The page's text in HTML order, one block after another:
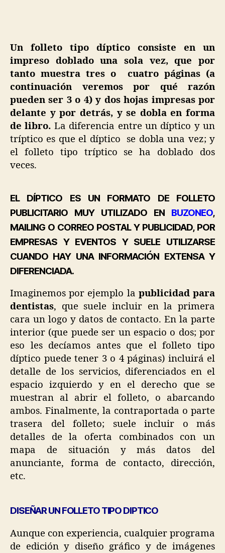
Un folleto tipo díptico consiste en un
impreso doblado una sola vez, que por
tanto muestra tres o cuatro páginas (a
continuación veremos por qué razón
pueden ser 3 o 4) y dos hojas impresas por
delante y por detrás, y se dobla en forma
de libro. La diferencia entre un díptico y un
tríptico es que el díptico se dobla una vez; y
el folleto tipo tríptico se ha doblado dos
veces.
EL DÍPTICO ES UN FORMATO DE FOLLETO
PUBLICITARIO MUY UTILIZADO EN BUZONEO,
MAILING O CORREO POSTAL Y PUBLICIDAD, POR
EMPRESAS Y EVENTOS Y SUELE UTILIZARSE
CUANDO HAY UNA INFORMACIÓN EXTENSA Y
DIFERENCIADA.
Imaginemos por ejemplo la publicidad para
dentistas, que suele incluir en la primera
cara un logo y datos de contacto. En la parte
interior (que puede ser un espacio o dos; por
eso les decíamos antes que el folleto tipo
díptico puede tener 3 o 4 páginas) incluirá el
detalle de los servicios, diferenciados en el
espacio izquierdo y en el derecho que se
muestran al abrir el folleto, o abarcando
ambos. Finalmente, la contraportada o parte
trasera del folleto; suele incluir o más
detalles de la oferta combinados con un
mapa de situación y más datos del
anunciante, forma de contacto, dirección,
etc.
DISEÑAR UN FOLLETO TIPO DIPTICO
Aunque con experiencia, cualquier programa
de edición y diseño gráfico y de imágenes